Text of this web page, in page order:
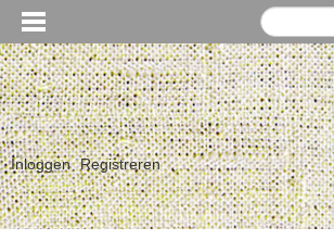
Inloggen Registreren